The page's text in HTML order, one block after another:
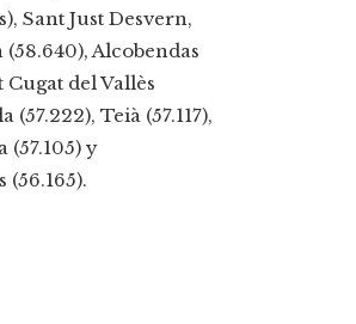
Sant Just Desvern,
Alcobendas
Cugat del Vallès
(57.222), Teià (57.117),
(57.105) y